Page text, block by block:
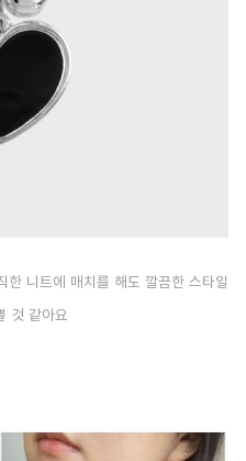
한 니트에 매치를 해도 깔끔한 스타일
것 같아요